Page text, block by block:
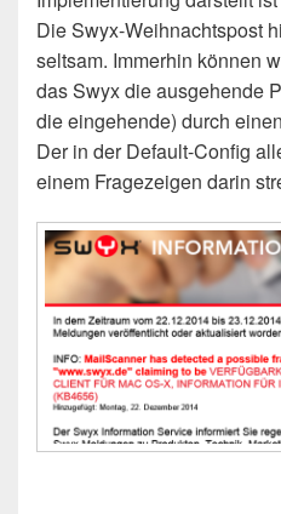
Die Swyx-Weihnachtspost
seltsam. Immerhin können
das Swyx die ausgehende
die eingehende) durch
Der in der Default-Config
einem Fragezeigen darin